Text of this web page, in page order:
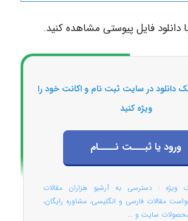
دانلود فایل پیوستی مشاهده کنید.
دانلود در سایت ثبت نام و اکانت خود را
ویژه کنید
ورود یا ثبـــت نــــام
ویژه : دسترسی به آرشیو هزاران مقالات
مقالات فارسی و انگلیسی، مشاوره رایگان،
سایت و ...